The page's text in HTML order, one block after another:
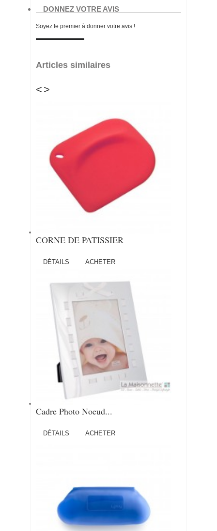
DONNEZ VOTRE AVIS
Soyez le premier à donner votre avis !
Articles similaires
< >
CORNE DE PATISSIER
DÉTAILS ACHETER
Cadre Photo Noeud...
DÉTAILS ACHETER